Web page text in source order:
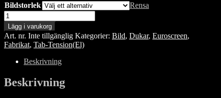
Bildstorlek
Rensa
Euroscreen
Linea
Tab-
Tension,
ReAct
mängd
Lägg i varukorg
Art. nr. Inte tillgänglig Kategorier: Bild, Dukar, Euroscreen,
Fabrikat, Tab-Tension(El)
Beskrivning
Beskrivning